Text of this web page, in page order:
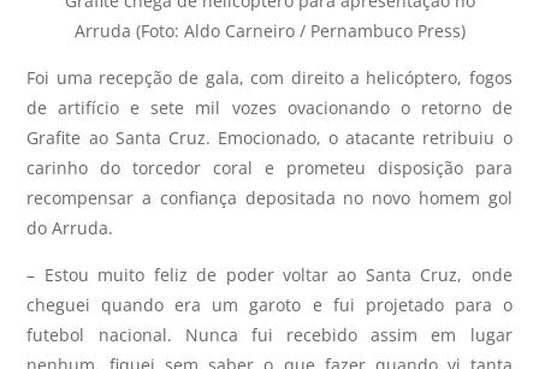
Arruda (Foto: Aldo Carneiro / Pernambuco Press)
Foi uma recepção de gala, com direito a helicóptero, fogos
de artifício e sete mil vozes ovacionando o retorno de
Grafite ao Santa Cruz. Emocionado, o atacante retribuiu o
carinho do torcedor coral e prometeu disposição para
recompensar a confiança depositada no novo homem gol
do Arruda.
– Estou muito feliz de poder voltar ao Santa Cruz, onde
cheguei quando era um garoto e fui projetado para o
futebol nacional. Nunca fui recebido assim em lugar
nenhum, fiquei sem saber o que fazer quando vi tanta